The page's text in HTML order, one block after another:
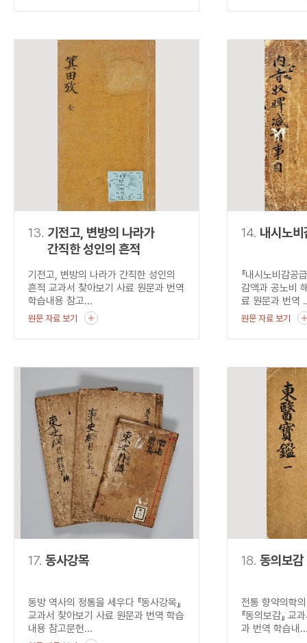
13. 기전고, 변방의 나라가
간직한 성인의 흔적
기전고, 변방의 나라가 간직한 성인의
흔적 교과서 찾아보기 사료 원문과 번역
학습내용 참고...
원문 자료 보기
14. 내시노
『내시노비감공
감액과 공노비
료 원문과 번역
원문 자료 보기
17. 동사강목
동방 역사의 정통을 세우다 『동사강목』
교과서 찾아보기 사료 원문과 번역 학습
내용 참고문헌...
18. 동의보감
전통 향약의학
『동의보감』 교
과 번역 학습내